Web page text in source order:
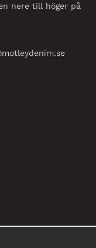
nere till höger på